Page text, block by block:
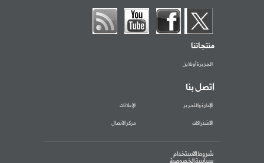
منتجاتنا
الجزيرة أونلاين
اتصل بنا
الإدارة والتحرير الإعلانات
الاشتراكات مركز الاتصال
شروط الاستخدام
سياسة الخصوصية